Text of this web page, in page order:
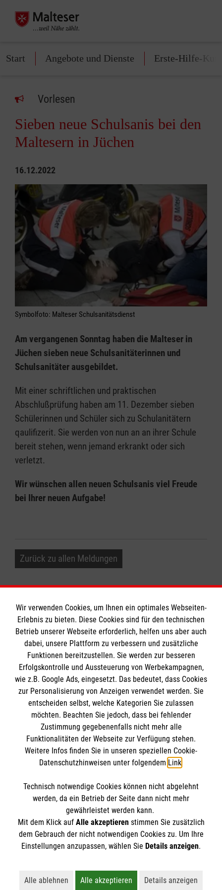
Start Angebote und Dienste Erste-Hilfe-
Vorlesen
Sieben neue Schulsanis bei den
Maltesern in Jüchen
16.12.2022
Symbolfoto: Malteser Schulsanitätsdienst
Am vergangenen Sonntag haben die Malteser in
Jüchen sieben neue Schulsanitäterinnen und
Schulsanitäter ausgebildet.
Mit einer schriftlichen und praktischen
Abschlußprüfung haben am 11. Dezember sieben
Schülerinnen und Schüler sich zu Schulanitätern
qaulifizerit. Sie werden von nun an an ihrer Schule
bereit stehen, wenn jemand erkrankt oder sich
verletzt.
Wir wünschen allen neuen Schulsanis viel Freude
bei Ihrer neuen Aufgabe!
Zurück zu allen Meldungen
Informationen
Impressum
Datenschutz
Barrierefreiheit
Kontakt
Die Malteser
Malteser in Deutschland
Malteserorden
Sharepoint
Spendenkonto
Bank: Pax-Bank für Kirche und Caritas eG
IBAN: DE43370601201201210670
BIC: GENODED1PA7
So finden Sie uns
Neusser Straße 103 a
41363 Jüchen
info.juechen@malteser.org
Der Malteser Hilfsdienst e.V. ist als eingetragene
Gewerbesteuer befreit.
Wir verwenden Cookies, um Ihnen ein optimales Webseiten-
Erlebnis zu bieten. Diese Cookies sind für den technischen
Betrieb unserer Webseite erforderlich, helfen uns aber auch
dabei, unsere Plattform zu verbessern und zusätzliche
Funktionen bereitzustellen. Sie werden zur besseren
Erfolgskontrolle und Aussteuerung von Werbekampagnen,
wie z.B. Google Ads, eingesetzt. Das bedeutet, dass Cookies
zur Personalisierung von Anzeigen verwendet werden. Sie
entscheiden selbst, welche Kategorien Sie zulassen
möchten. Beachten Sie jedoch, dass bei fehlender
Zustimmung gegebenenfalls nicht mehr alle
Funktionalitäten der Webseite zur Verfügung stehen.
Weitere Infos finden Sie in unseren speziellen Cookie-
Datenschutzhinweisen unter folgendem Link.
Technisch notwendige Cookies können nicht abgelehnt
werden, da ein Betrieb der Seite dann nicht mehr
gewährleistet werden kann.
Mit dem Klick auf Alle akzeptierenstimmen Sie zusätzlich
dem Gebrauch der nicht notwendigen Cookies zu. Um Ihre
Einstellungen anzupassen, wählen Sie Details anzeigen.
Alle ablehnen
Alle akzeptieren
Details anzeigen